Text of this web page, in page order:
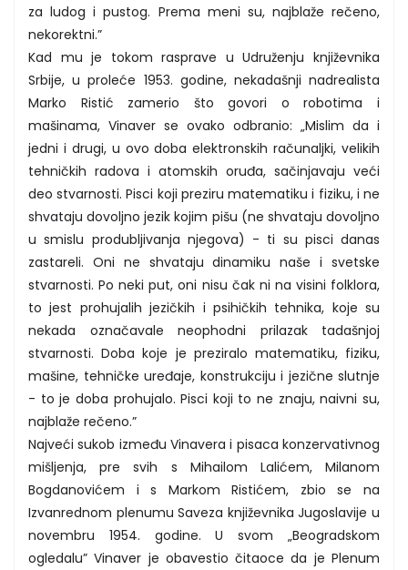
za ludog i pustog. Prema meni su, najblaže rečeno,
nekorektni.”
Kad mu je tokom rasprave u Udruženju književnika
Srbije, u proleće 1953. godine, nekadašnji nadrealista
Marko Ristić zamerio što govori o robotima i
mašinama, Vinaver se ovako odbranio: „Mislim da i
jedni i drugi, u ovo doba elektronskih računaljki, velikih
tehničkih radova i atomskih oruđa, sačinjavaju veći
deo stvarnosti. Pisci koji preziru matematiku i fiziku, i ne
shvataju dovoljno jezik kojim pišu (ne shvataju dovoljno
u smislu produbljivanja njegova) - ti su pisci danas
zastareli. Oni ne shvataju dinamiku naše i svetske
stvarnosti. Po neki put, oni nisu čak ni na visini folklora,
to jest prohujalih jezičkih i psihičkih tehnika, koje su
nekada označavale neophodni prilazak tadašnjoj
stvarnosti. Doba koje je preziralo matematiku, fiziku,
mašine, tehničke uređaje, konstrukciju i jezične slutnje
- to je doba prohujalo. Pisci koji to ne znaju, naivni su,
najblaže rečeno.”
Najveći sukob između Vinavera i pisaca konzervativnog
mišljenja, pre svih s Mihailom Lalićem, Milanom
Bogdanovićem i s Markom Ristićem, zbio se na
Izvanrednom plenumu Saveza književnika Jugoslavije u
novembru 1954. godine. U svom „Beogradskom
ogledalu” Vinaver je obavestio čitaoce da je Plenum